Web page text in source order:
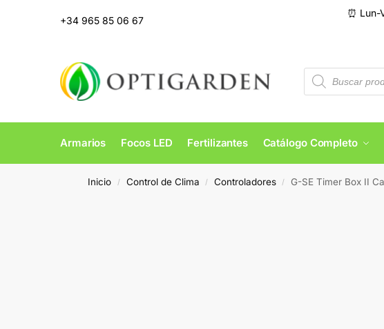
+34 965 85 06 67
⏰ Lun-
Armarios Focos LED Fertilizantes Catálogo Completo
Inicio / Control de Clima / Controladores / G-SE Timer Box II